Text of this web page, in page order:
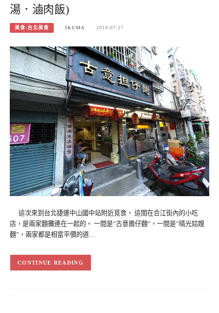
湯．滷肉飯)
美食-台北美食 IKUMA 2019-07-27
這次來到台北捷運中山國中站附近覓食， 這間在合江街內的小吃
店，是兩家麵攤連在一起的。 一間是”古意擔仔麵”，一間是”晴光姑嫂
麵”，兩家都是相當平價的道…
CONTINUE READING